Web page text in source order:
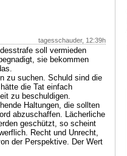
tagesschauder, 12:39h
soll vermieden
sie bekommen
zu suchen. Schuld sind die
die Tat einfach
zu beschuldigen.
Haltungen, die sollten
abzuschaffen. Lächerliche
geschützt, so scheint
Recht und Unrecht,
der Perspektive. Der Wert